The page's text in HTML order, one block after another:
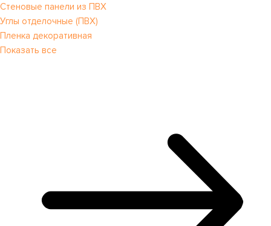
Стеновые панели из ПВХ
Углы отделочные (ПВХ)
Пленка декоративная
Показать все